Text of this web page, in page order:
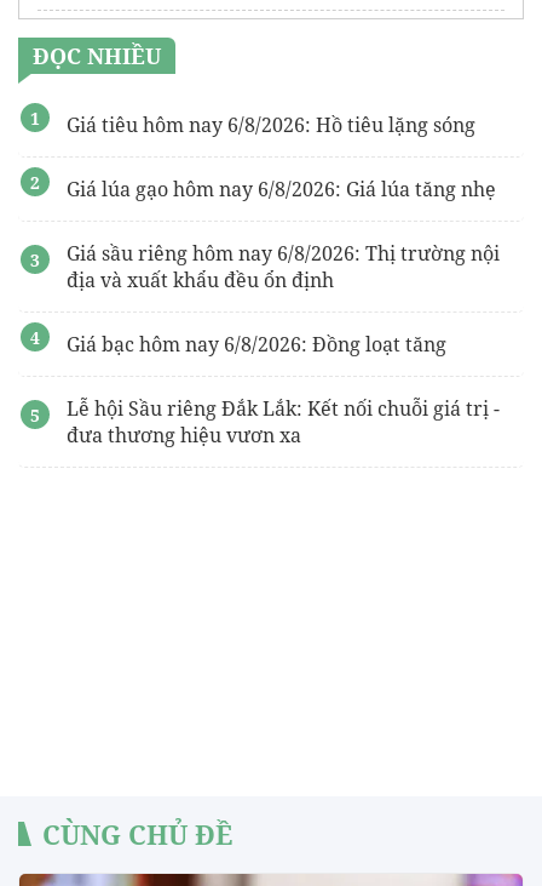
Báo giámáy cô đặc chân không
máy chiết rót
Báo giáĐầu nén khíchính hãng
Đơn vịgia công băng tảitheo yêu cầu
dây đai thép
https://cokhithanhlan.com/
heat exchanger là gì
ĐỌC NHIỀU
Giá tiêu hôm nay 6/8/2026: Hồ tiêu lặng sóng
Giá lúa gạo hôm nay 6/8/2026: Giá lúa tăng nhẹ
Giá sầu riêng hôm nay 6/8/2026: Thị trường nội
địa và xuất khẩu đều ổn định
Giá bạc hôm nay 6/8/2026: Đồng loạt tăng
Lễ hội Sầu riêng Đắk Lắk: Kết nối chuỗi giá trị -
đưa thương hiệu vươn xa
CÙNG CHỦ ĐỀ